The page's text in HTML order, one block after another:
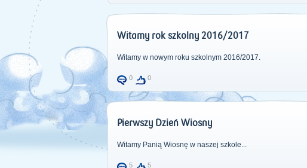
Witamy rok szkolny 2016/2017
Witamy w nowym roku szkolnym 2016/2017.
0 0
Pierwszy Dzień Wiosny
Witamy Panią Wiosnę w naszej szkole...
5 5